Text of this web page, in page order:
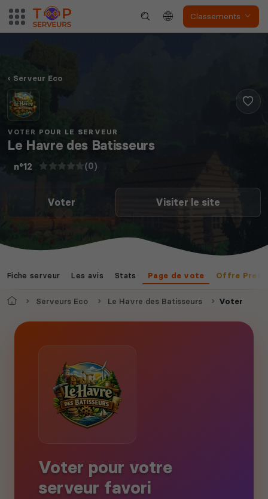
Classements
Serveur Eco
VOTER POUR LE SERVEUR
Le Havre des Batisseurs
n°12 (0)
Voter Visiter le site
Fiche serveur Les avis Stats Page de vote Offre
AccueilServeurs Eco Le Havre des Batisseurs Voter
Voter pour votre
serveur favori